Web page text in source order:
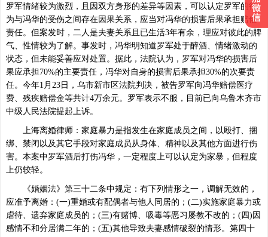
罗军情绪较为激烈，且因双方身形的差异等因素，可以认定罗军的行
为与冯华的受伤之间存在因果关系，应当对冯华的损害后果承担赔偿
责任。但案发时，二人是夫妻关系且已生活3年有余，理应对彼此的脾
气、性情较为了解。事发时，冯华明知道罗军处于醉酒、情绪激动的
状态，但未能妥善应对处置。据此，法院认为，罗军对冯华的损害后
果应承担70%的主要责任，冯华对自身的损害后果承担30%的次要责
任。今年1月23日，乌市新市区法院判决，被告罗军向冯华赔偿医疗
费、残疾赔偿金等共计4万余元。罗军表示不服，目前已向乌鲁木齐市
中级人民法院提起上诉。
上海离婚律师：家庭暴力是指发生在家庭成员之间，以殴打、捆
绑、禁闭以及其它手段对家庭成员从身体、精神以及其他方面进行伤
害。本案中罗军酒后打伤冯华，一定程度上可以认定为家暴，但程度
上仍较轻。
《婚姻法》第三十二条中规定：有下列情形之一，调解无效的，
应准予离婚：(一)重婚或有配偶者与他人同居的；(二)实施家庭暴力或
虐待、遗弃家庭成员的；(三)有赌博、吸毒等恶习屡教不改的；(四)因
感情不和分居满二年的；(五)其他导致夫妻感情破裂的情形。第四十